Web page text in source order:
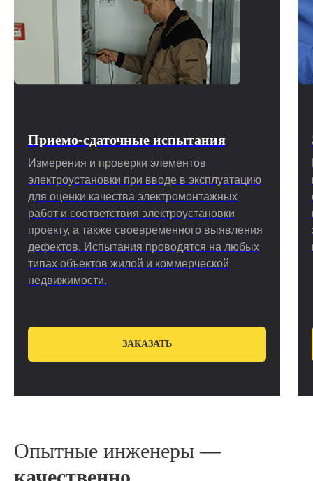
Приемо-сдаточные испытания
Измерения и проверки элементов
электроустановки при вводе в эксплуатацию
для оценки качества электромонтажных
работ и соответствия электроустановки
проекту, а также своевременного выявления
дефектов. Испытания проводятся на любых
типах объектов жилой и коммерческой
недвижимости.
ЗАКАЗАТЬ
Опытные инженеры —
качественно